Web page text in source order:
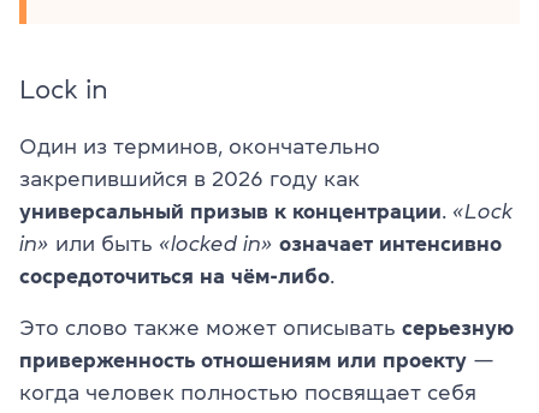
Lock in
Один из терминов, окончательно
закрепившийся в 2026 году как
универсальный призыв к концентрации. «Lock
in» или быть «locked in» означает интенсивно
сосредоточиться на чём-либо.
Это слово также может описывать серьезную
приверженность отношениям или проекту —
когда человек полностью посвящает себя